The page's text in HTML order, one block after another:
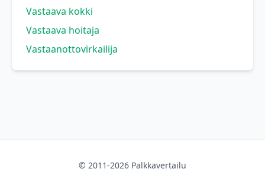
Vastaava kokki
Vastaava hoitaja
Vastaanottovirkailija
© 2011-2026 Palkkavertailu